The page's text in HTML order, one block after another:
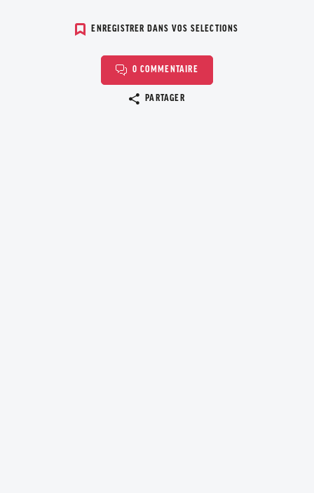
ENREGISTRER DANS VOS SELECTIONS
0 COMMENTAIRE
PARTAGER